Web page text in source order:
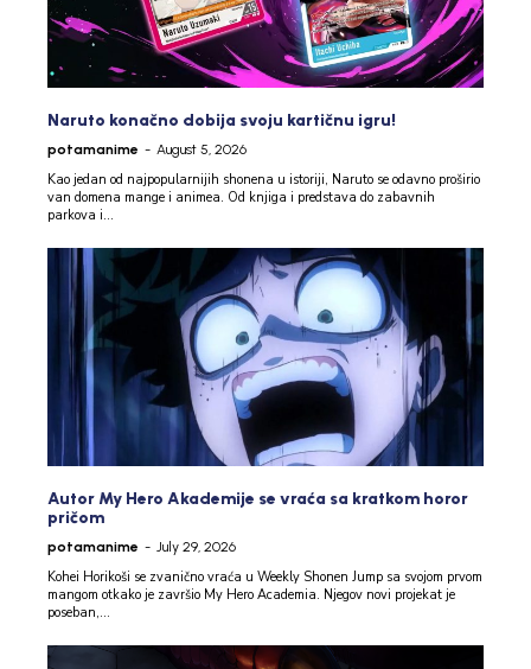
Naruto konačno dobija svoju kartičnu igru!
potamanime - August 5, 2026
Kao jedan od najpopularnijih shonena u istoriji, Naruto se odavno proširio
van domena mange i animea. Od knjiga i predstava do zabavnih
parkova i...
Autor My Hero Akademije se vraća sa kratkom horor
pričom
potamanime - July 29, 2026
Kohei Horikoši se zvanično vraća u Weekly Shonen Jump sa svojom prvom
mangom otkako je završio My Hero Academia. Njegov novi projekat je
poseban,...